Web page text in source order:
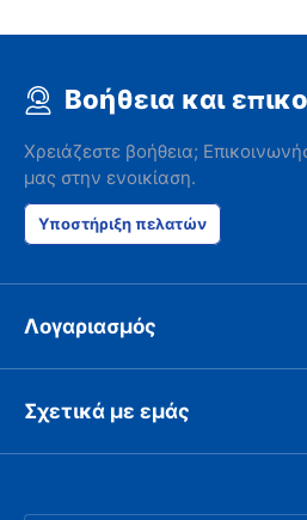
Βοήθεια και
Χρειάζεστε βοήθεια;
μας στην ενοικίαση.
Υποστήριξη πελατών
Λογαριασμός
Σχετικά με εμάς